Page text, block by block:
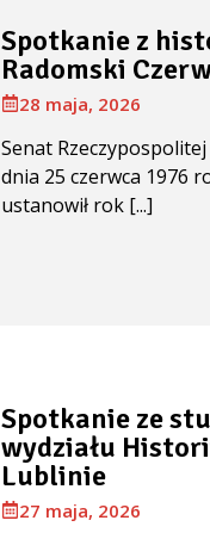
Spotkanie z
Radomski
28 maja, 2026
Senat
dnia 25 czerwca 1976
ustanowił rok [...]
Spotkanie ze
wydziału
Lublinie
27 maja, 2026